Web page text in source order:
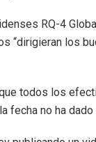
RQ-4
“dirigieran los
todos los
fecha no ha